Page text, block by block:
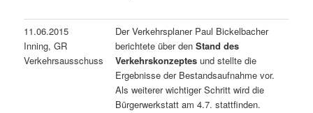
11.06.2015
Inning, GR
Verkehrsausschuss
Der Verkehrsplaner Paul Bickelbacher
berichtete über denStand des
Verkehrskonzeptes und stellte die
Ergebnisse der Bestandsaufnahme vor.
Als weiterer wichtiger Schritt wird die
Bürgerwerkstatt am 4.7. stattfinden.